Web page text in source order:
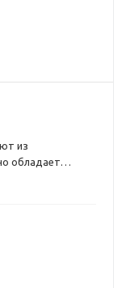
из
обладает
способностью